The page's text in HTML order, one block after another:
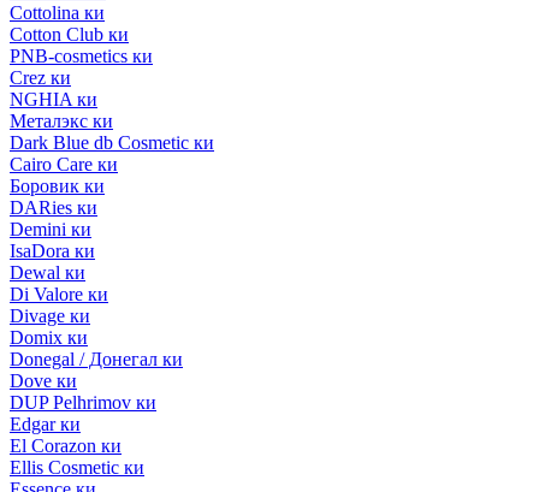
Cottolina ки
Cotton Club ки
PNB-cosmetics ки
Crez ки
NGHIA ки
Металэкс ки
Dark Blue db Cosmetic ки
Cairo Care ки
Боровик ки
DARies ки
Demini ки
IsaDora ки
Dewal ки
Di Valore ки
Divage ки
Domix ки
Donegal / Донегал ки
Dove ки
DUP Pelhrimov ки
Edgar ки
El Corazon ки
Ellis Cosmetic ки